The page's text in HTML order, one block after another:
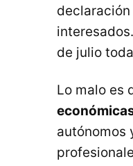
de julio
Lo malo es
autónomos